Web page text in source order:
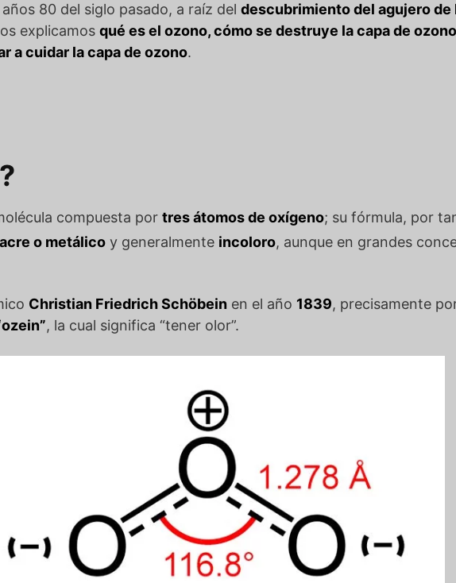
80 del siglo pasado, a raíz del descubrimiento del agujero de
explicamos qué es el ozono, cómo se destruye la capa de
a cuidar la capa de ozono.
compuesta por tres átomos de oxígeno; su fórmula, por
o metálico y generalmente incoloro, aunque en grandes
Christian Friedrich Schöbein en el año 1839, precisamente
, la cual significa “tener olor”.